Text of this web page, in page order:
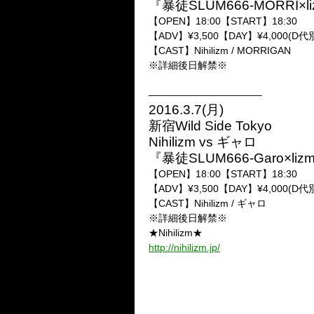
『暴徒SLUM666-
【OPEN】18:00【START】18:30
【ADV】¥3,500【DAY】¥4,000(D代
【CAST】Nihilizm / MORRIGAN
※詳細後日解禁※
———————————–
2016.3.7(月)
新宿Wild Side Tokyo
Nihilizm vs ギャロ
『暴徒SLUM666-
【OPEN】18:00【START】18:30
【ADV】¥3,500【DAY】¥4,000(D代
【CAST】Nihilizm / ギャロ
※詳細後日解禁※
★Nihilizm★
http://nihilizm.jp/